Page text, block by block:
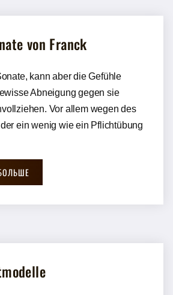
von Franck
kann aber die Gefühle
Abneigung gegen sie
Vor allem wegen des
ein wenig wie ein Pflichtübung